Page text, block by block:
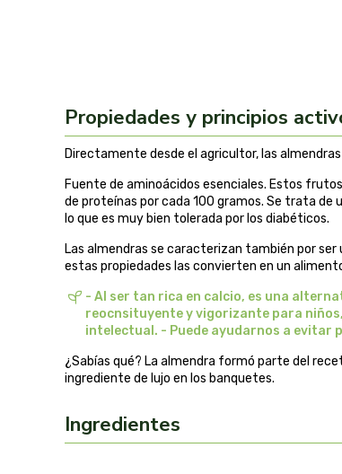
Propiedades y principios
Directamente desde el agricultor, las
Fuente de aminoácidos esenciales. Estos
de proteínas por cada 100 gramos. Se trata de
lo que es muy bien tolerada por los diabéticos.
Las almendras se caracterizan también por ser
estas propiedades las convierten en un
- Al ser tan rica en calcio, es una
reocnsituyente y vigorizante para
intelectual. - Puede ayudarnos a evitar
¿Sabías qué? La almendra formó parte del
ingrediente de lujo en los banquetes.
Ingredientes